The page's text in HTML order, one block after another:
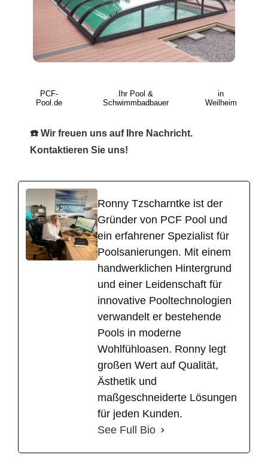
PCF-
Pool.de
Ihr Pool &
Schwimmbadbauer
in
Weilheim
☎️ Wir freuen uns auf Ihre Nachricht.
Kontaktieren Sie uns!
Ronny Tzscharntke ist der
Gründer von PCF Pool und
ein erfahrener Spezialist für
Poolsanierungen. Mit einem
handwerklichen Hintergrund
und einer Leidenschaft für
innovative Pooltechnologien
verwandelt er bestehende
Pools in moderne
Wohlfühloasen. Ronny legt
großen Wert auf Qualität,
Ästhetik und
maßgeschneiderte Lösungen
für jeden Kunden.
See Full Bio